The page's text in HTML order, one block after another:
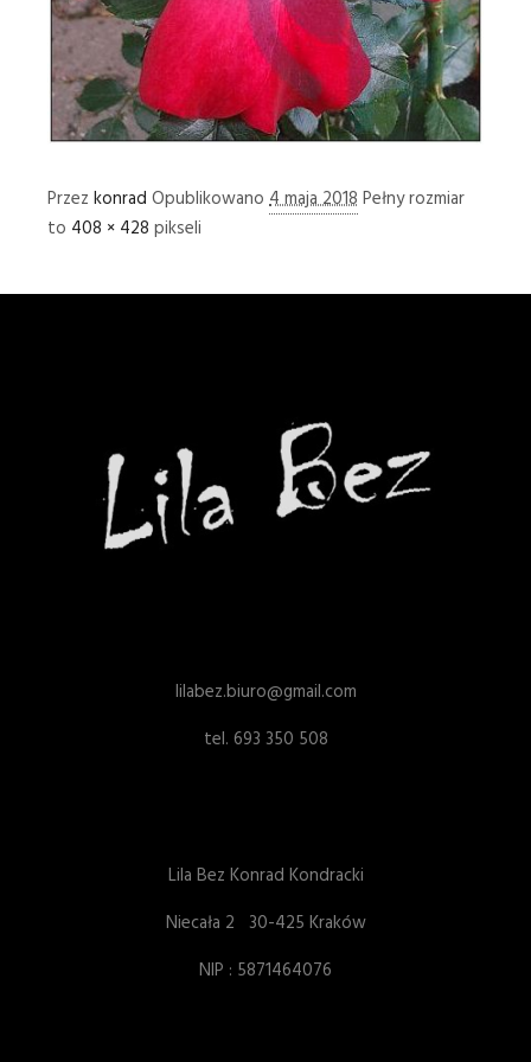
Przez konrad Opublikowano 4 maja 2018 Pełny rozmiar
to 408 × 428 pikseli
lilabez.biuro@gmail.com
tel. 693 350 508
Lila Bez Konrad Kondracki
Niecała 2 30-425 Kraków
NIP : 5871464076